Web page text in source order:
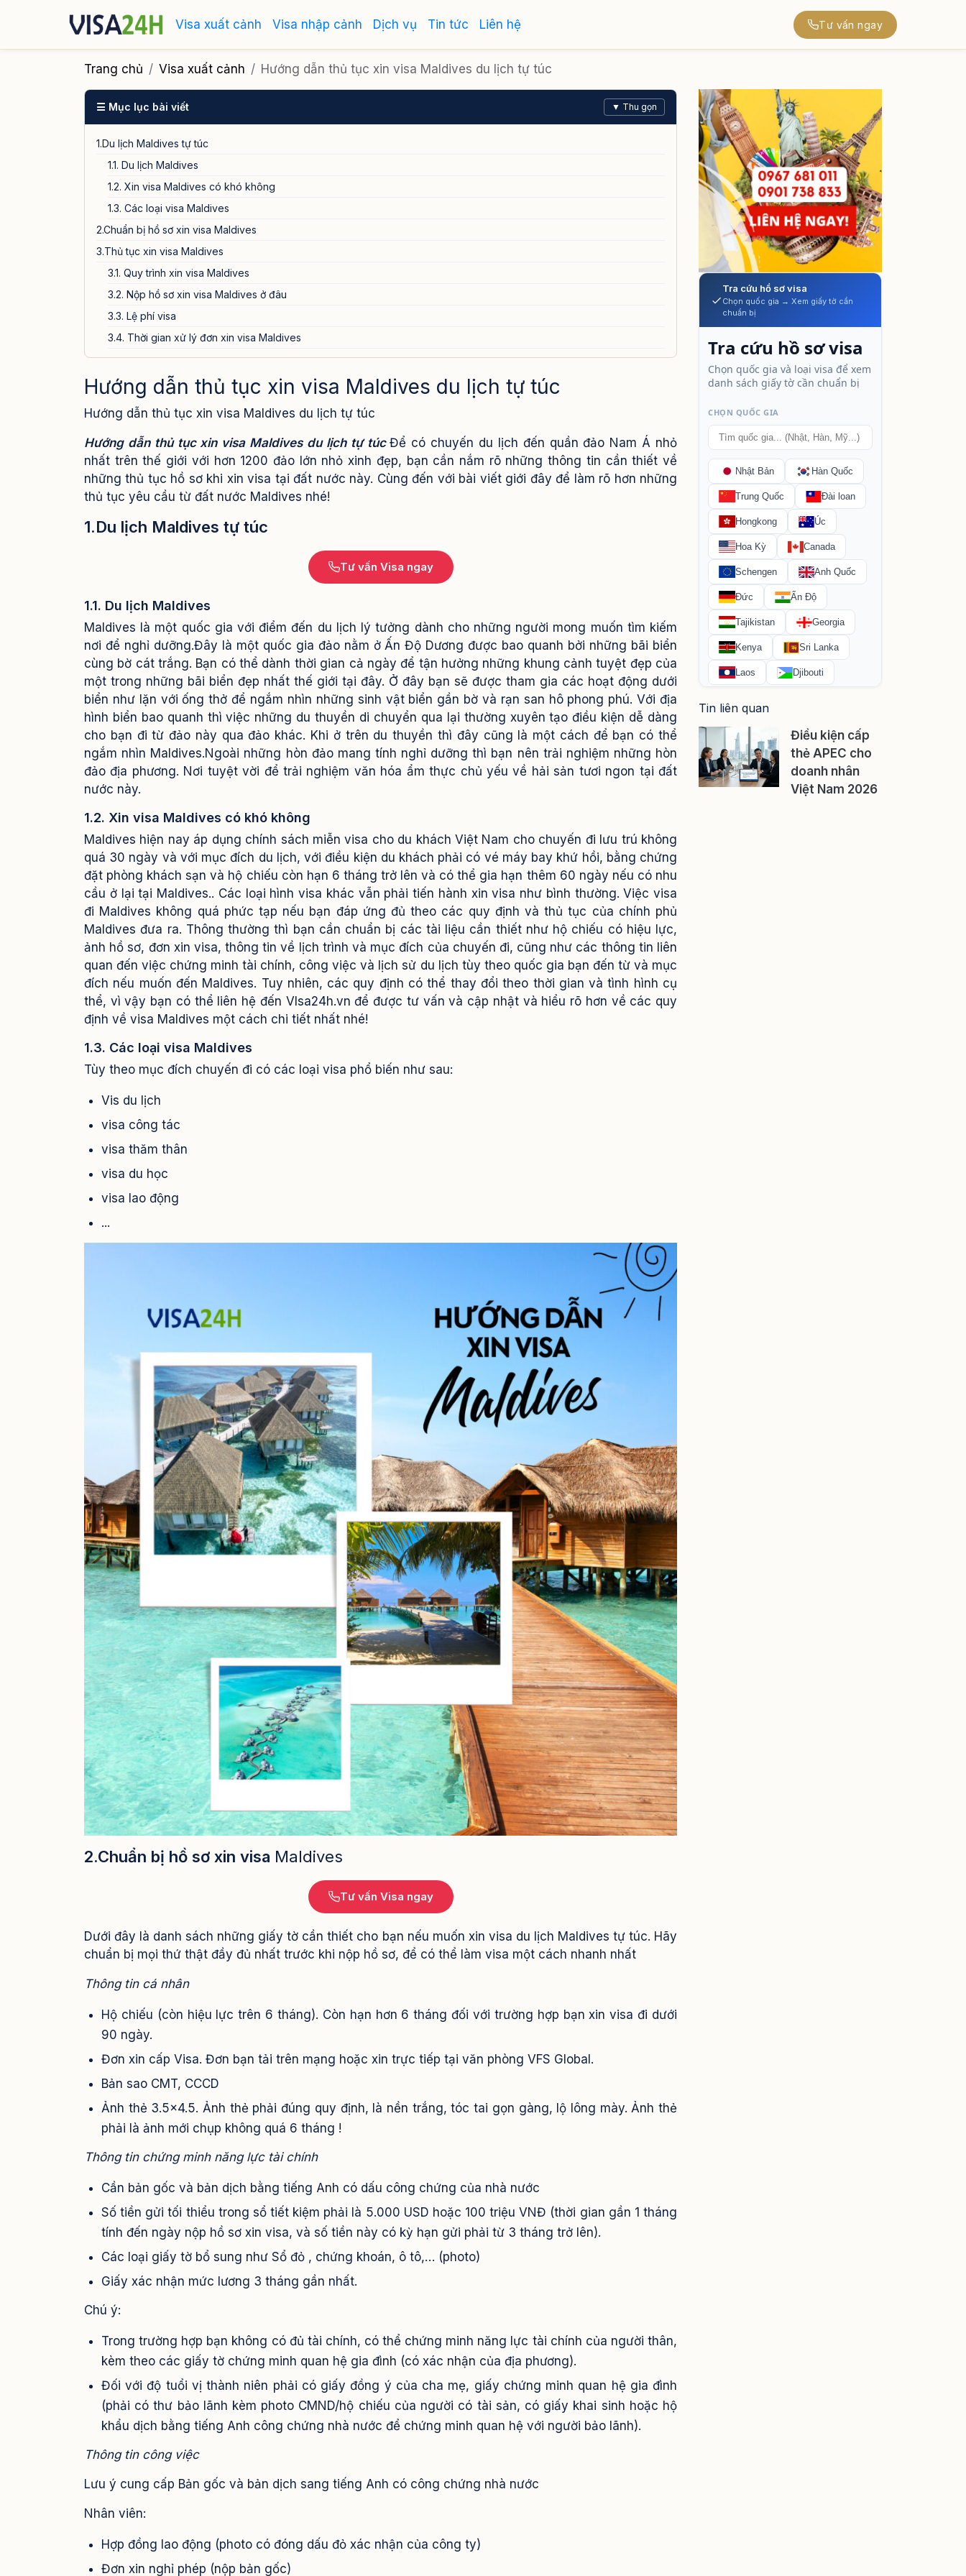
Visa xuất cảnh Visa nhập cảnh Dịch vụ Tin tức Liên hệ Tư vấn ngay
Trang chủ Visa xuất cảnh Hướng dẫn thủ tục xin visa Maldives du lịch tự túc
☰ Mục lục bài viết ▼ Thu gọn
1.Du lịch Maldives tự túc
1.1. Du lịch Maldives
1.2. Xin visa Maldives có khó không
1.3. Các loại visa Maldives
2.Chuẩn bị hồ sơ xin visa Maldives
3.Thủ tục xin visa Maldives
3.1. Quy trình xin visa Maldives
3.2. Nộp hồ sơ xin visa Maldives ở đâu
3.3. Lệ phí visa
3.4. Thời gian xử lý đơn xin visa Maldives
4. Lưu ý khi xin visa Maldives tự túc
5. Dịch xin visa của Visa24h.vn
Hướng dẫn thủ tục xin visa Maldives du lịch tự túc
Hướng dẫn thủ tục xin visa Maldives du lịch tự túc
Hướng dẫn thủ tục xin visa Maldives du lịch tự túcĐể có chuyến du lịch đến quần đảo Nam Á nhỏ
nhất trên thế giới với hơn 1200 đảo lớn nhỏ xinh đẹp, bạn cần nắm rõ những thông tin cần thiết về
những thủ tục hồ sơ khi xin visa tại đất nước này. Cùng đến với bài viết giới đây để làm rõ hơn những
thủ tục yêu cầu từ đất nước Maldives nhé!
1.Du lịch Maldives tự túc
Tư vấn Visa ngay
1.1. Du lịch Maldives
Maldives là một quốc gia với điểm đến du lịch lý tưởng dành cho những người mong muốn tìm kiếm
nơi để nghỉ dưỡng.Đây là một quốc gia đảo nằm ở Ấn Độ Dương được bao quanh bởi những bãi biển
cùng bờ cát trắng. Bạn có thể dành thời gian cả ngày để tận hưởng những khung cảnh tuyệt đẹp của
một trong những bãi biển đẹp nhất thế giới tại đây. Ở đây bạn sẽ được tham gia các hoạt động dưới
biển như lặn với ống thở để ngắm nhìn những sinh vật biển gần bờ và rạn san hô phong phú. Với địa
hình biển bao quanh thì việc những du thuyền di chuyển qua lại thường xuyên tạo điều kiện dễ dàng
cho bạn đi từ đảo này qua đảo khác. Khi ở trên du thuyền thì đây cũng là một cách để bạn có thể
ngắm nhìn Maldives.Ngoài những hòn đảo mang tính nghỉ dưỡng thì bạn nên trải nghiệm những hòn
đảo địa phương. Nơi tuyệt vời để trải nghiệm văn hóa ẩm thực chủ yếu về hải sản tươi ngon tại đất
nước này.
1.2. Xin visa Maldives có khó không
Maldives hiện nay áp dụng chính sách miễn visa cho du khách Việt Nam cho chuyến đi lưu trú không
quá 30 ngày và với mục đích du lịch, với điều kiện du khách phải có vé máy bay khứ hồi, bằng chứng
đặt phòng khách sạn và hộ chiếu còn hạn 6 tháng trở lên và có thể gia hạn thêm 60 ngày nếu có nhu
cầu ở lại tại Maldives.. Các loại hình visa khác vẫn phải tiến hành xin visa như bình thường. Việc visa
đi Maldives không quá phức tạp nếu bạn đáp ứng đủ theo các quy định và thủ tục của chính phủ
Maldives đưa ra. Thông thường thì bạn cần chuẩn bị các tài liệu cần thiết như hộ chiếu có hiệu lực,
ảnh hồ sơ, đơn xin visa, thông tin về lịch trình và mục đích của chuyến đi, cũng như các thông tin liên
quan đến việc chứng minh tài chính, công việc và lịch sử du lịch tùy theo quốc gia bạn đến từ và mục
đích nếu muốn đến Maldives. Tuy nhiên, các quy định có thể thay đổi theo thời gian và tình hình cụ
thể, vì vậy bạn có thể liên hệ đến VIsa24h.vn để được tư vấn và cập nhật và hiểu rõ hơn về các quy
định về visa Maldives một cách chi tiết nhất nhé!
1.3. Các loại visa Maldives
Tùy theo mục đích chuyến đi có các loại visa phổ biến như sau:
Vis du lịch
visa công tác
visa thăm thân
visa du học
visa lao động
...
2.Chuẩn bị hồ sơ xin visa Maldives
Tư vấn Visa ngay
Dưới đây là danh sách những giấy tờ cần thiết cho bạn nếu muốn xin visa du lịch Maldives tự túc. Hãy
chuẩn bị mọi thứ thật đầy đủ nhất trước khi nộp hồ sơ, để có thể làm visa một cách nhanh nhất
Thông tin cá nhân
Hộ chiếu (còn hiệu lực trên 6 tháng). Còn hạn hơn 6 tháng đối với trường hợp bạn xin visa đi dưới
90 ngày.
Đơn xin cấp Visa. Đơn bạn tải trên mạng hoặc xin trực tiếp tại văn phòng VFS Global.
Bản sao CMT, CCCD
Ảnh thẻ 3.5×4.5. Ảnh thẻ phải đúng quy định, là nền trắng, tóc tai gọn gàng, lộ lông mày. Ảnh thẻ
phải là ảnh mới chụp không quá 6 tháng !
Thông tin chứng minh năng lực tài chính
Cần bản gốc và bản dịch bằng tiếng Anh có dấu công chứng của nhà nước
Số tiền gửi tối thiểu trong sổ tiết kiệm phải là 5.000 USD hoặc 100 triệu VNĐ (thời gian gần 1 tháng
tính đến ngày nộp hồ sơ xin visa, và số tiền này có kỳ hạn gửi phải từ 3 tháng trở lên).
Các loại giấy tờ bổ sung như Sổ đỏ , chứng khoán, ô tô,… (photo)
Giấy xác nhận mức lương 3 tháng gần nhất.
Chú ý:
Trong trường hợp bạn không có đủ tài chính, có thể chứng minh năng lực tài chính của người thân,
kèm theo các giấy tờ chứng minh quan hệ gia đình (có xác nhận của địa phương).
Đối với độ tuổi vị thành niên phải có giấy đồng ý của cha mẹ, giấy chứng minh quan hệ gia đình
(phải có thư bảo lãnh kèm photo CMND/hộ chiếu của người có tài sản, có giấy khai sinh hoặc hộ
khẩu dịch bằng tiếng Anh công chứng nhà nước để chứng minh quan hệ với người bảo lãnh).
Thông tin công việc
Lưu ý cung cấp Bản gốc và bản dịch sang tiếng Anh có công chứng nhà nước
Nhân viên:
Hợp đồng lao động (photo có đóng dấu đỏ xác nhận của công ty)
Đơn xin nghỉ phép (nộp bản gốc)
Tra cứu hồ sơ visa
Chọn quốc gia → Xem giấy tờ cần
chuẩn bị
Tin liên quan
Điều kiện cấp
thẻ APEC cho
doanh nhân
Việt Nam 2026